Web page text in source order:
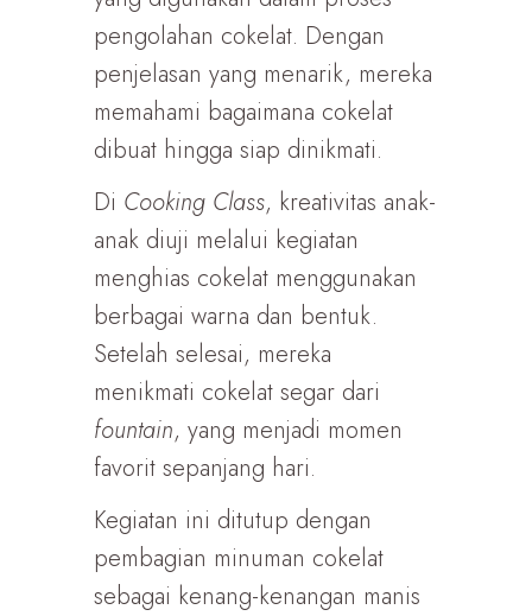
pengolahan cokelat. Dengan
penjelasan yang menarik, mereka
memahami bagaimana cokelat
dibuat hingga siap dinikmati.
Di Cooking Class, kreativitas anak-
anak diuji melalui kegiatan
menghias cokelat menggunakan
berbagai warna dan bentuk.
Setelah selesai, mereka
menikmati cokelat segar dari
fountain, yang menjadi momen
favorit sepanjang hari.
Kegiatan ini ditutup dengan
pembagian minuman cokelat
sebagai kenang-kenangan manis